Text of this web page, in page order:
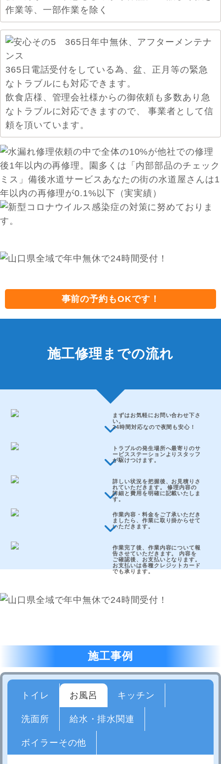
作業等、一部作業を除く
365日電話受付をしている為、盆、正月等の緊急
なトラブルにも対応できます。
飲食店様、管理会社様からの御依頼も多数あり急
なトラブルに対応できますので、 事業者として信
頼を頂いています。
事前の予約もOKです！
施工修理までの流れ
まずはお気軽にお問い合わせ下さ
い。
24時間対応なので夜間も安心！
トラブルの発生場所へ最寄りのサ
ービスステーションよりスタッフ
が駆けつけます。
詳しい状況を把握後、お見積りさ
れていただきます。 修理内容の
詳細と費用を明確に記載いたしま
す。
作業内容・料金をご了承いただき
ましたら、作業に取り掛からせて
いただきます。
作業完了後、作業内容について報
告させていただきます。 内容を
ご確認後、お支払いとなります。
お支払いは各種クレジットカード
でも承ります。
施工事例
トイレ お風呂 キッチン
洗面所 給水・排水関連
ボイラーその他